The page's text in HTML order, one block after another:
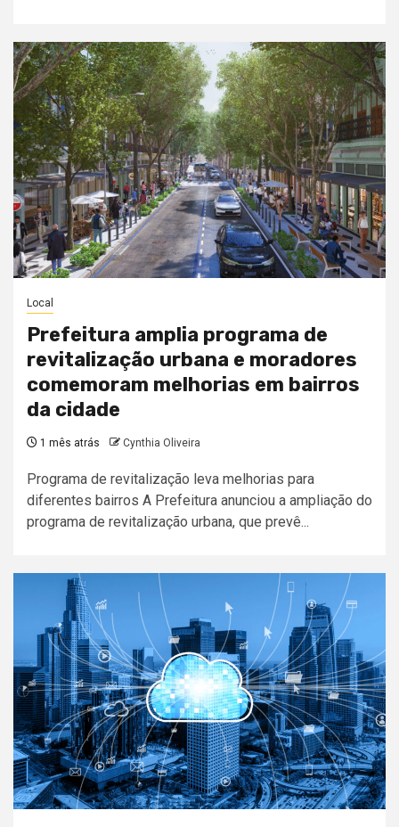
Local
Prefeitura amplia programa de
revitalização urbana e moradores
comemoram melhorias em bairros
da cidade
1 mês atrás Cynthia Oliveira
Programa de revitalização leva melhorias para
diferentes bairros A Prefeitura anunciou a ampliação do
programa de revitalização urbana, que prevê...